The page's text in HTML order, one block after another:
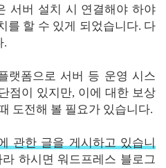
서버 설치 시 연결해야 하야
를 할 수 있게 되었습니다. 다
.
랫폼으로 서버 등 운영 시스
점이 있지만, 이에 대한 보상
도전해 볼 필요가 있습니다.
관한 글을 게시하고 있습니
하시면 워드프레스 블로그